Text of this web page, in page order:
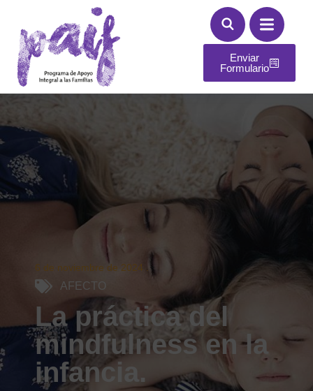
Enviar
Formulario
6 de noviembre de 2024
AFECTO
La práctica del
mindfulness en la
infancia.